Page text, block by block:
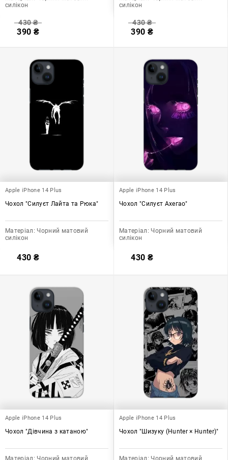
силікон
430₴
390 ₴
силікон
430₴
390 ₴
Apple iPhone 14 Plus
Чохол "Силуєт Лайта та Рюка"
Матеріал: Чорний матовий
силікон
430 ₴
Apple iPhone 14 Plus
Чохол "Силуєт Ахегао"
Матеріал: Чорний матовий
силікон
430 ₴
Apple iPhone 14 Plus
Чохол "Дівчина з катаною"
Матеріал: Чорний матовий
Apple iPhone 14 Plus
Чохол "Шизуку (Hunter × Hunter)"
Матеріал: Чорний матовий